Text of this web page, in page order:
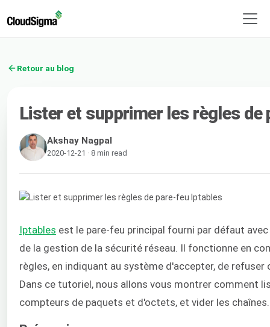
Retour au blog
Lister et supprimer les règles de
Akshay Nagpal
2020-12-21 · 8 min read
Iptables est le pare-feu principal fourni par défaut
de la gestion de la sécurité réseau. Il fonctionne en
règles, en indiquant au système d'accepter, de
Dans ce tutoriel, nous allons vous montrer comment
compteurs de paquets et d'octets, et vider les